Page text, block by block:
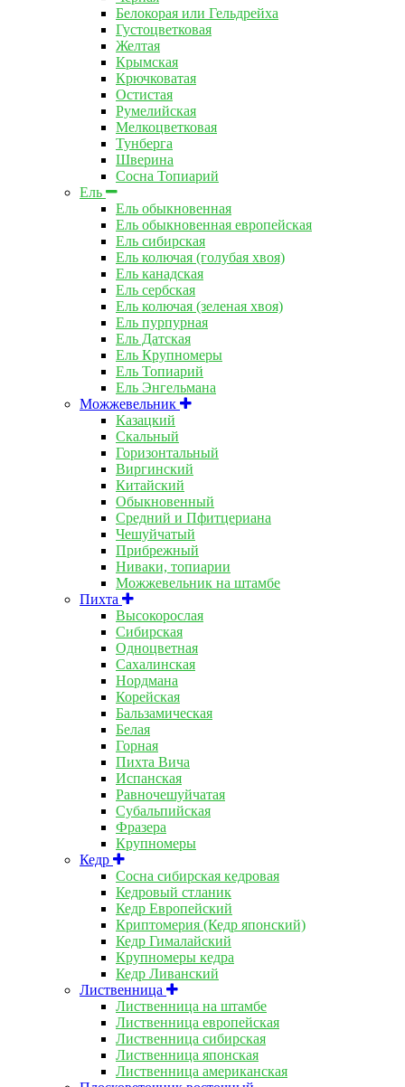
Белокорая или Гельдрейха
Густоцветковая
Желтая
Крымская
Крючковатая
Остистая
Румелийская
Мелкоцветковая
Тунберга
Шверина
Сосна Топиарий
Ель
Ель обыкновенная
Ель обыкновенная европейская
Ель сибирская
Ель колючая (голубая хвоя)
Ель канадская
Ель сербская
Ель колючая (зеленая хвоя)
Ель пурпурная
Ель Датская
Ель Крупномеры
Ель Топиарий
Ель Энгельмана
Можжевельник
Казацкий
Скальный
Горизонтальный
Виргинский
Китайский
Обыкновенный
Средний и Пфитцериана
Чешуйчатый
Прибрежный
Ниваки, топиарии
Можжевельник на штамбе
Пихта
Высокорослая
Сибирская
Одноцветная
Сахалинская
Нордмана
Корейская
Бальзамическая
Белая
Горная
Пихта Вича
Испанская
Равночешуйчатая
Субальпийская
Фразера
Крупномеры
Кедр
Сосна сибирская кедровая
Кедровый стланик
Кедр Европейский
Криптомерия (Кедр японский)
Кедр Гималайский
Крупномеры кедра
Кедр Ливанский
Лиственница
Лиственница на штамбе
Лиственница европейская
Лиственница сибирская
Лиственница японская
Лиственница американская